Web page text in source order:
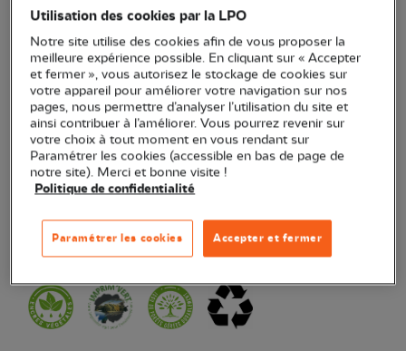
Quantité
En stock
Ajouter au panier
Transaction sécurisée
Utilisation des cookies par la LPO
Notre site utilise des cookies afin de vous proposer la
meilleure expérience possible. En cliquant sur « Accepter
et fermer », vous autorisez le stockage de cookies sur
votre appareil pour améliorer votre navigation sur nos
pages, nous permettre d’analyser l’utilisation du site et
ainsi contribuer à l’améliorer. Vous pourrez revenir sur
votre choix à tout moment en vous rendant sur
Paramétrer les cookies (accessible en bas de page de
notre site). Merci et bonne visite !
Politique de confidentialité
Accepter et fermer
Paramétrer les cookies